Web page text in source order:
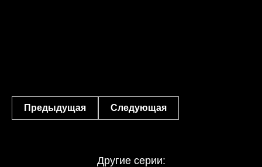
Предыдущая Следующая
Другие серии: